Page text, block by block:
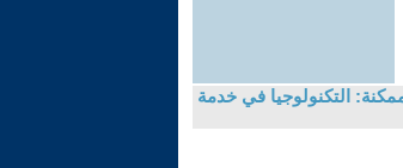
التكنولوجيا في خدمة